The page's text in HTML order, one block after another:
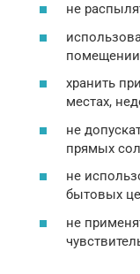
не
хранить
местах,
не
прямых
не
бытовых
не